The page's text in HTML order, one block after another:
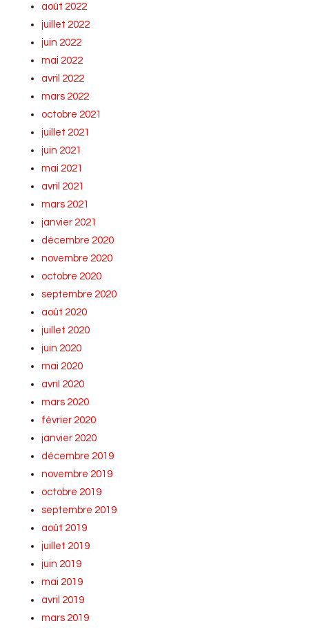
août 2022
juillet 2022
juin 2022
mai 2022
avril 2022
mars 2022
octobre 2021
juillet 2021
juin 2021
mai 2021
avril 2021
mars 2021
janvier 2021
décembre 2020
novembre 2020
octobre 2020
septembre 2020
août 2020
juillet 2020
juin 2020
mai 2020
avril 2020
mars 2020
février 2020
janvier 2020
décembre 2019
novembre 2019
octobre 2019
septembre 2019
août 2019
juillet 2019
juin 2019
mai 2019
avril 2019
mars 2019